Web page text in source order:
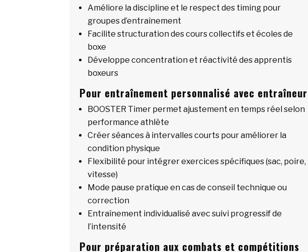
Améliore la discipline et le respect des timing pour
groupes d’entraînement
Facilite structuration des cours collectifs et écoles de
boxe
Développe concentration et réactivité des apprentis
boxeurs
Pour entraînement personnalisé avec entraîneur
BOOSTER Timer permet ajustement en temps réel selon
performance athlète
Créer séances à intervalles courts pour améliorer la
condition physique
Flexibilité pour intégrer exercices spécifiques (sac, poire,
vitesse)
Mode pause pratique en cas de conseil technique ou
correction
Entraînement individualisé avec suivi progressif de
l’intensité
Pour préparation aux combats et compétitions